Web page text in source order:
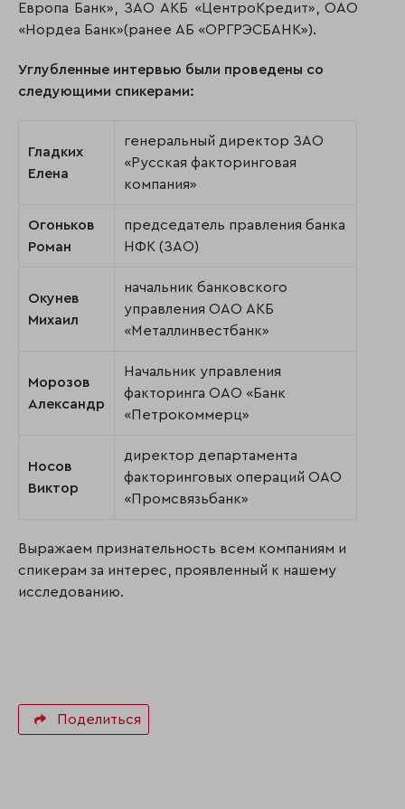
Европа Банк», ЗАО АКБ «ЦентроКредит», ОАО
«Нордеа Банк»(ранее АБ «ОРГРЭСБАНК»).
Углубленные интервью были проведены со
следующими спикерами:
Гладких
Елена
генеральный директор ЗАО
«Русская факторинговая
компания»
Огоньков
Роман
председатель правления банка
НФК (ЗАО)
Окунев
Михаил
начальник банковского
управления ОАО АКБ
«Металлинвестбанк»
Морозов
Александр
Начальник управления
факторинга ОАО «Банк
«Петрокоммерц»
Носов
Виктор
директор департамента
факторинговых операций ОАО
«Промсвязьбанк»
Выражаем признательность всем компаниям и
спикерам за интерес, проявленный к нашему
исследованию.
Поделиться